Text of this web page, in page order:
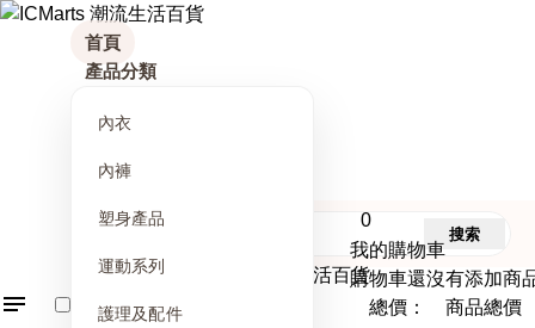
首頁
產品分類
內衣
內褲
塑身產品
運動系列
護理及配件
0
我的購物車
購物車還沒有添加商
總價： 商品總價
搜索